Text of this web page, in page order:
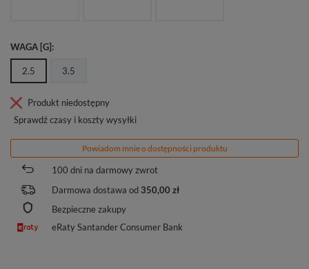
WAGA [G]
2.5 3.5
Produkt niedostępny
Sprawdź czasy i koszty wysyłki
Powiadom mnie o dostępności produktu
100 dni na darmowy zwrot
Darmowa dostawa od 350,00 zł
Bezpieczne zakupy
eRaty Santander Consumer Bank